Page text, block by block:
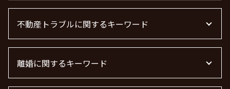
顧問弁護士 費用
顧問弁護士 費用 中小企業
顧問弁護士 個人事業主
法律事務所 m&a
顧問弁護士とは
企業法務とは
債権回収 弁護士 完全成功報酬
債権回収
債権回収 時効
借金 時効
売掛金 未回収
不動産トラブルに関するキーワード
不動産 トラブル 相談 東京都
賃貸 苦情 どこに
離婚に関するキーワード